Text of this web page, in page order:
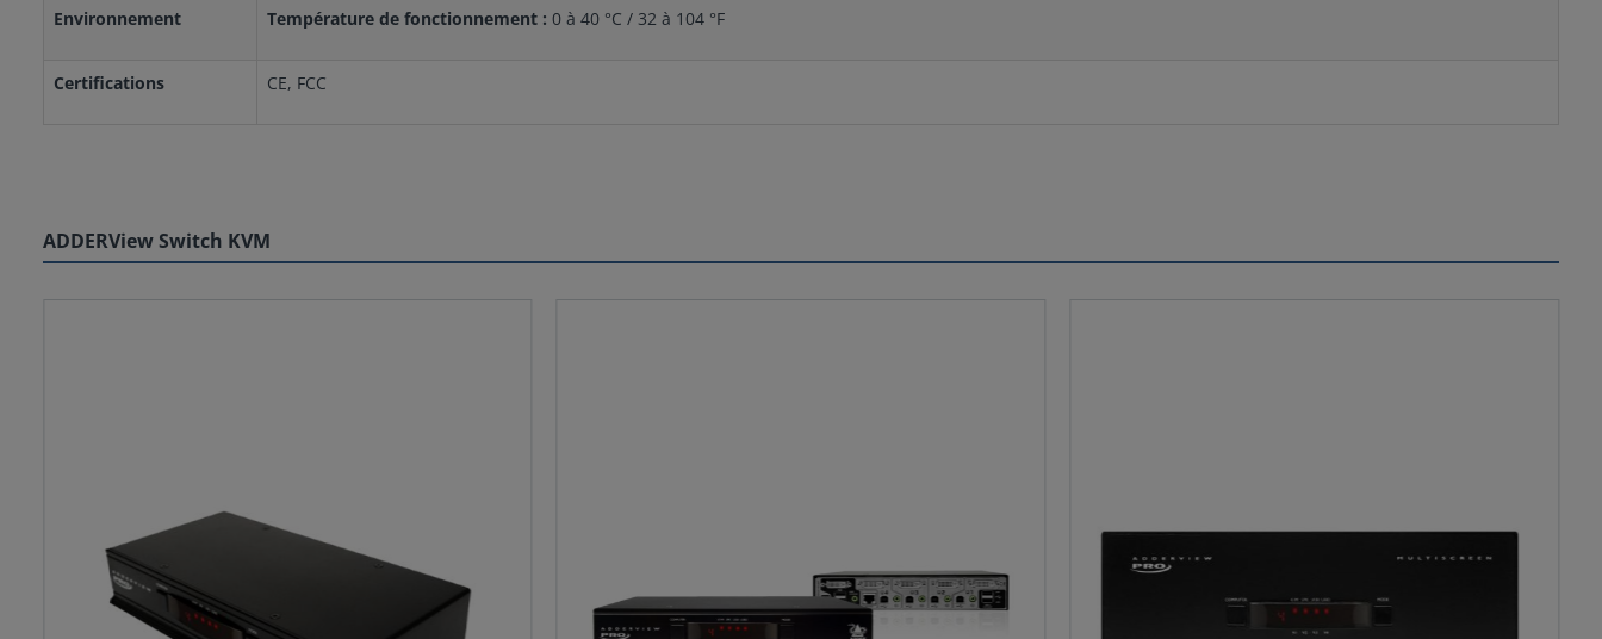
Environnement Température de fonctionnement : 0 à 40 °C / 32 à 104 °F
Certifications CE, FCC
ADDERView Switch KVM